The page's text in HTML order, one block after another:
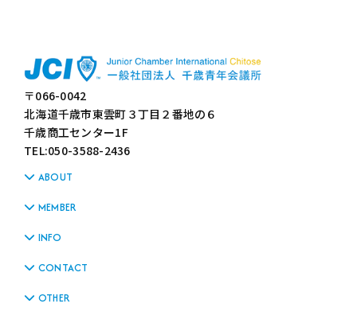
〒066-0042
北海道千歳市東雲町３丁目２番地の６
千歳商工センター1F
TEL:050-3588-2436
ABOUT
MEMBER
INFO
CONTACT
OTHER